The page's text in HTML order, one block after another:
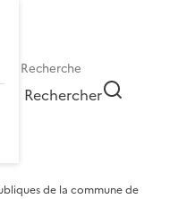
Rechercher
de la commune de